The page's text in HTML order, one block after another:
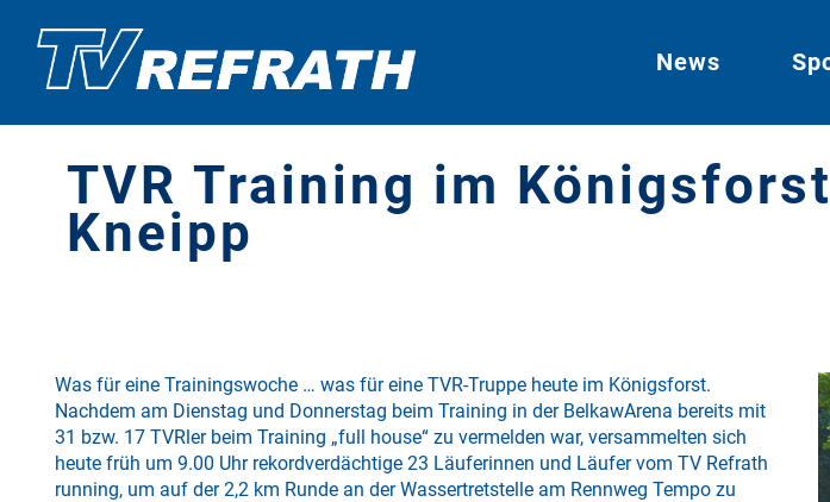
News
TVR Training im
Kneipp
Was für eine Trainingswoche … was für eine TVR-Truppe heute im Königsforst.
Nachdem am Dienstag und Donnerstag beim Training in der BelkawArena bereits mit
31 bzw. 17 TVRler beim Training „full house“ zu vermelden war, versammelten sich
heute früh um 9.00 Uhr rekordverdächtige 23 Läuferinnen und Läufer vom TV Refrath
running, um auf der 2,2 km Runde an der Wassertretstelle am Rennweg Tempo zu